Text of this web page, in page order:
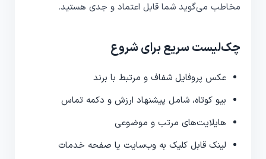
مخاطب می‌گوید شما قابل اعتماد و جدی هستید.
چک‌لیست سریع برای شروع
عکس پروفایل شفاف و مرتبط با برند
بیو کوتاه، شامل پیشنهاد ارزش و دکمه تماس
هایلایت‌های مرتب و موضوعی
لینک قابل کلیک به وب‌سایت یا صفحه خدمات